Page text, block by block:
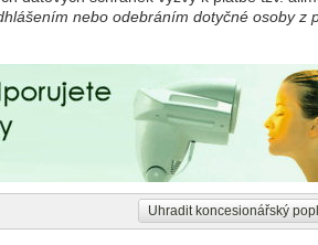
nebo odebráním dotyčné osoby z
Uhradit koncesionářský